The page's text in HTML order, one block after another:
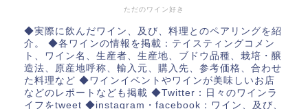
ただのワイン好き
◆実際に飲んだワイン、及び、料理とのペアリングを紹
介。 ◆各ワインの情報を掲載：テイスティングコメン
ト、ワイン名、生産者、生産地、ブドウ品種、栽培・醸
造法、原産地呼称、輸入元、購入先、参考価格、合わせ
た料理など ◆ワインイベントやワインが美味しいお店
などのレポートなども掲載 ◆Twitter：日々のワインラ
イフをtweet ◆instagram・facebook：ワイン、及び、